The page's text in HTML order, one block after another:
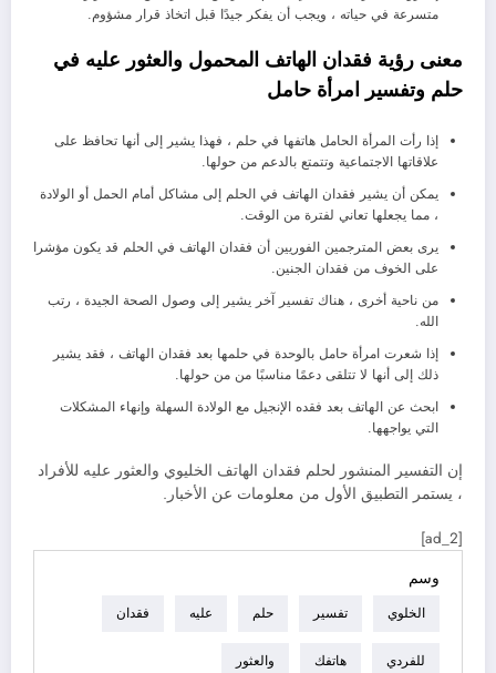
متسرعة في حياته ، ويجب أن يفكر جيدًا قبل اتخاذ قرار مشؤوم.
معنى رؤية فقدان الهاتف المحمول والعثور عليه في
حلم وتفسير امرأة حامل
إذا رأت المرأة الحامل هاتفها في حلم ، فهذا يشير إلى أنها تحافظ على
علاقاتها الاجتماعية وتتمتع بالدعم من حولها.
يمكن أن يشير فقدان الهاتف في الحلم إلى مشاكل أمام الحمل أو الولادة
، مما يجعلها تعاني لفترة من الوقت.
يرى بعض المترجمين الفوريين أن فقدان الهاتف في الحلم قد يكون مؤشرا
على الخوف من فقدان الجنين.
من ناحية أخرى ، هناك تفسير آخر يشير إلى وصول الصحة الجيدة ، رتب
الله.
إذا شعرت امرأة حامل بالوحدة في حلمها بعد فقدان الهاتف ، فقد يشير
ذلك إلى أنها لا تتلقى دعمًا مناسبًا من من حولها.
ابحث عن الهاتف بعد فقده الإنجيل مع الولادة السهلة وإنهاء المشكلات
التي يواجهها.
إن التفسير المنشور لحلم فقدان الهاتف الخليوي والعثور عليه للأفراد
، يستمر التطبيق الأول من معلومات عن الأخبار.
[ad_2]
وسم
الخلوي تفسير حلم عليه فقدان
للفردي هاتفك والعثور